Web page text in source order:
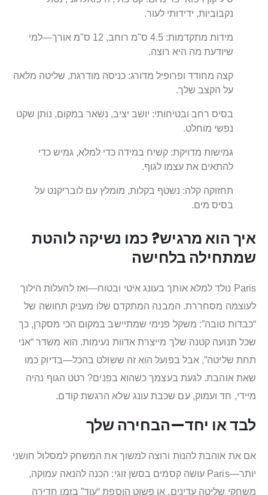
נקבוביות, ידידותי לעור.
מידות מתקדמות: 4.5 ס"מ רוחב, 12 ס"מ אורך—למי
שיודעת מה היא רוצה.
קצה מחודד ופרופיל מדורג: כניסה מודרגת, שליטה מלאה
על הקצב שלך.
בסיס רחב ובטיחותי: יושב יציב, נשאר במקום, נותן שקט
נפשי מוחלט.
גמישות מדויקת: קשיח במידה כדי למלא, גמיש כדי
להתאים את עצמו לגוף.
תחזוקה קלה: נשטף בקלות, מומלץ עם לובריקנט על
בסיס מים.
איך הוא מרגיש? כמו נשיקה לוהטת
שמתחילה בלחישה
Paris נולד למלא אותך בעונג איטי ובטוח—ואז להעלות הילוך
לעוצמה מסחררת. המבנה המתקדם שלו מעניק תחושה של
“כבדות טובה”: משקל פנימי שמתיישב במקום הכי מסקרן, כך
שכל תנועה קטנה שלך מייצרת אדוות נעימות. הוא משדר “אני
תחת שליטה”, אבל בפועל הוא זה ששולט בהכל—בדיוק כמו
שאת אוהבת. לגעת בעצמך כשהוא בפנים? רטט הגוף נהיה
מיידי, חד ועמוק, עם שכבת עונג שלא הרגשת קודם.
לבד או יחד—הבחירה שלך
אם את אוהבת להנות ורוצה למשוך את המשחק למסלול חושני
יותר—Paris עושה קסמים בסשן זוגי: הכנה להנאה עמוקה,
משחקי שליטה עדינים, או פשוט הוספת “עוד” בזמן חדירה